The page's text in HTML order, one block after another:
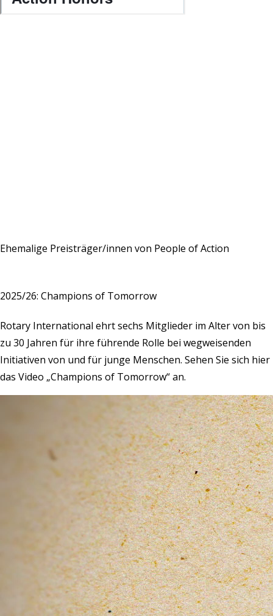
Ehemalige Preisträger/innen von People of Action
2025/26: Champions of Tomorrow
Rotary International ehrt sechs Mitglieder im Alter von bis
zu 30 Jahren für ihre führende Rolle bei wegweisenden
Initiativen von und für junge Menschen. Sehen Sie sich hier
das Video „Champions of Tomorrow“ an.